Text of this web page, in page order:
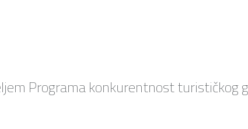
Programa konkurentnost turističkog